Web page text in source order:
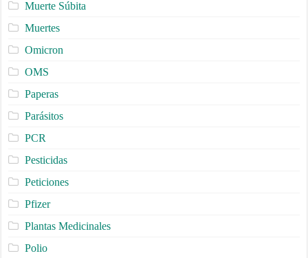
Muerte Súbita
Muertes
Omicron
OMS
Paperas
Parásitos
PCR
Pesticidas
Peticiones
Pfizer
Plantas Medicinales
Polio